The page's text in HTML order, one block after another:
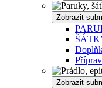
Zobrazit
Zobrazit